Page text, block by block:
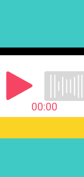
00:00